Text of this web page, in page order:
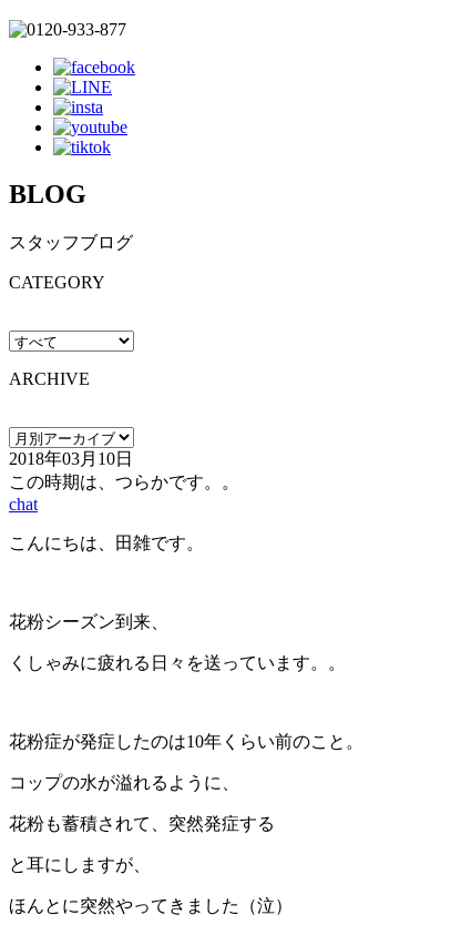
BLOG
スタッフブログ
CATEGORY
ARCHIVE
2018年03月10日
この時期は、つらかです。。
chat
こんにちは、田雑です。
花粉シーズン到来、
くしゃみに疲れる日々を送っています。。
花粉症が発症したのは10年くらい前のこと。
コップの水が溢れるように、
花粉も蓄積されて、突然発症する
と耳にしますが、
ほんとに突然やってきました（泣）